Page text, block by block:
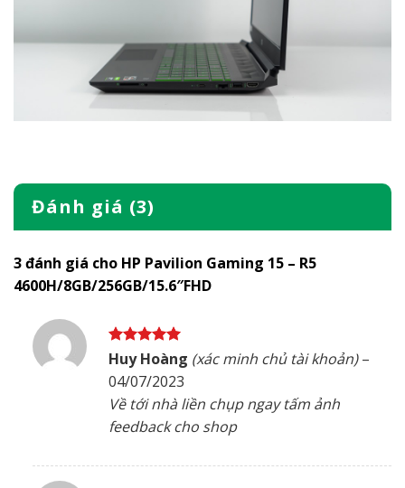
Đánh giá (3)
3 đánh giá cho HP Pavilion Gaming 15 – R5
4600H/8GB/256GB/15.6″FHD
Được xếp
hạng
sao
Huy Hoàng (xác minh chủ tài khoản) –
04/07/2023
Về tới nhà liền chụp ngay tấm ảnh
feedback cho shop